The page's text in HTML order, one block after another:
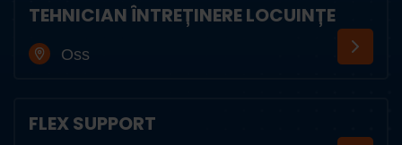
TEHNICIAN ÎNTREȚINERE LOCUINȚE
Oss
FLEX SUPPORT